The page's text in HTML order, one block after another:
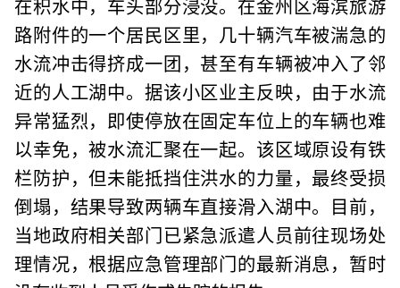
路附件的一个居民区里，几十辆汽车被湍急的
水流冲击得挤成一团，甚至有车辆被冲入了邻
近的人工湖中。据该小区业主反映，由于水流
异常猛烈，即使停放在固定车位上的车辆也难
以幸免，被水流汇聚在一起。该区域原设有铁
栏防护，但未能抵挡住洪水的力量，最终受损
倒塌，结果导致两辆车直接滑入湖中。目前，
当地政府相关部门已紧急派遣人员前往现场处
理情况，根据应急管理部门的最新消息，暂时